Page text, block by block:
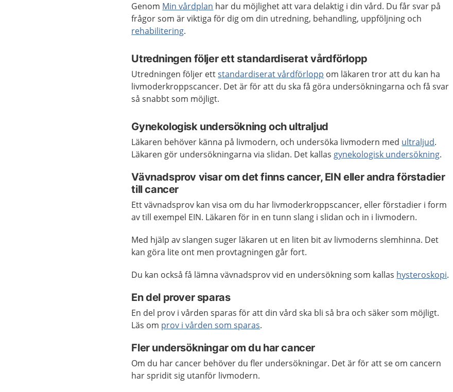
Genom Min vårdplan har du möjlighet att vara delaktig i din vård. Du får svar på
frågor som är viktiga för dig om din utredning, behandling, uppföljning och
rehabilitering.
Utredningen följer ett standardiserat vårdförlopp
Utredningen följer ettstandardiserat vårdförlopp om läkaren tror att du kan ha
livmoderkroppscancer. Det är för att du ska få göra undersökningarna och få svar
så snabbt som möjligt.
Gynekologisk undersökning och ultraljud
Läkaren behöver känna på livmodern, och undersöka livmodern med ultraljud.
Läkaren gör undersökningarna via slidan. Det kallas gynekologisk undersökning.
Vävnadsprov visar om det finns cancer, EIN eller andra förstadier
till cancer
Ett vävnadsprov kan visa om du har livmoderkroppscancer, eller förstadier i form
av till exempel EIN. Läkaren för in en tunn slang i slidan och in i livmodern.
Med hjälp av slangen suger läkaren ut en liten bit av livmoderns slemhinna. Det
kan göra lite ont men provtagningen går fort.
Du kan också få lämna vävnadsprov vid en undersökning som kallas hysteroskopi.
En del prover sparas
En del prov i vården sparas för att din vård ska bli så bra och säker som möjligt.
Läs om prov i vården som sparas.
Fler undersökningar om du har cancer
Om du har cancer behöver du fler undersökningar. Det är för att se om cancern
har spridit sig utanför livmodern.